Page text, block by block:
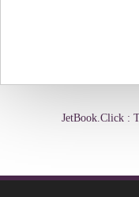
JetBook.Click :